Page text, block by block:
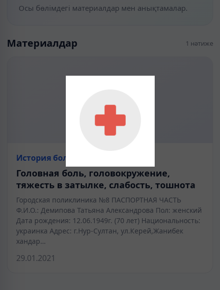
Осы бөлімдегі материалдар мен анықтамалар.
Материалдар 1 нәтиже
История болезни
Головная боль, головокружение,
тяжесть в затылке, слабость, тошнота
Городская поликлиника №8 ПАСПОРТНАЯ ЧАСТЬ
Ф.И.О.: Демипова Татьяна Александрова Пол: женский
Дата рождения: 12.06.1949г. (70 лет) Национальность:
украинка Адрес: г.Нур-Султан, ул.Керей,Жанибек
хандар…
29.01.2021